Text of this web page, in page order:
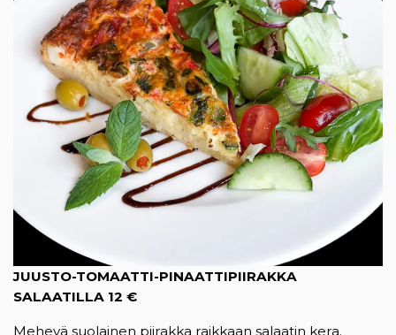
JUUSTO-TOMAATTI-PINAATTIPIIRAKKA
SALAATILLA 12 €
Mehevä suolainen piirakka raikkaan salaatin kera.